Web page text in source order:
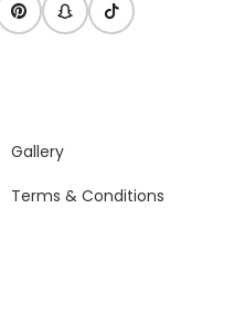
Gallery
Terms & Conditions